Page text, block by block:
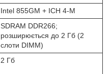
Intel 855GM + ICH 4-M
SDRAM DDR266;
розширюється до 2 Гб (2
слоти DIMM)
2 Гб